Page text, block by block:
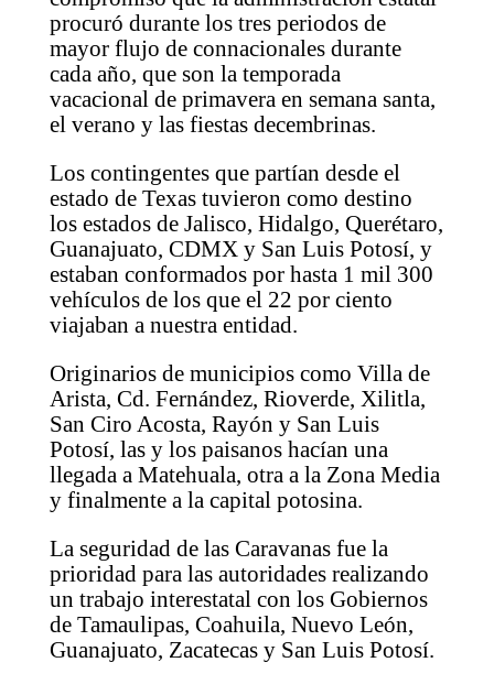
procuró durante los tres periodos de
mayor flujo de connacionales durante
cada año, que son la temporada
vacacional de primavera en semana santa,
el verano y las fiestas decembrinas.
Los contingentes que partían desde el
estado de Texas tuvieron como destino
los estados de Jalisco, Hidalgo, Querétaro,
Guanajuato, CDMX y San Luis Potosí, y
estaban conformados por hasta 1 mil 300
vehículos de los que el 22 por ciento
viajaban a nuestra entidad.
Originarios de municipios como Villa de
Arista, Cd. Fernández, Rioverde, Xilitla,
San Ciro Acosta, Rayón y San Luis
Potosí, las y los paisanos hacían una
llegada a Matehuala, otra a la Zona Media
y finalmente a la capital potosina.
La seguridad de las Caravanas fue la
prioridad para las autoridades realizando
un trabajo interestatal con los Gobiernos
de Tamaulipas, Coahuila, Nuevo León,
Guanajuato, Zacatecas y San Luis Potosí.